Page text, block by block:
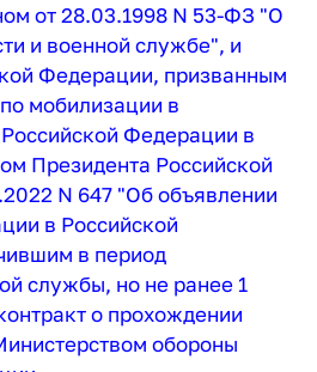
от 28.03.1998 N 53-ФЗ "О
и военной службе", и
Федерации, призванным
мобилизации в
Федерации в
Президента Российской
N 647 "Об объявлении
в Российской
в период
службы, но не ранее 1
о прохождении
обороны